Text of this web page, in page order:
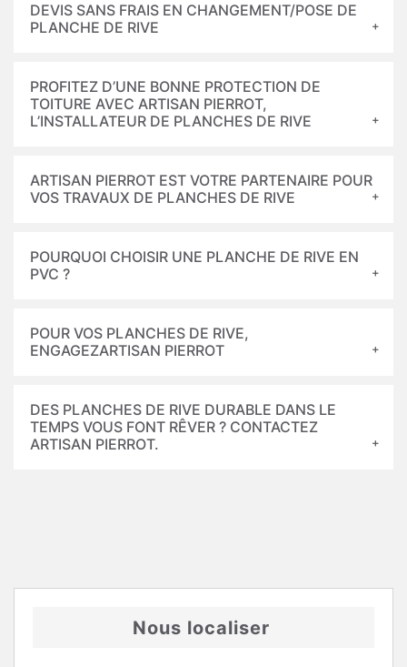
DEVIS SANS FRAIS EN CHANGEMENT/POSE DE
PLANCHE DE RIVE
PROFITEZ D’UNE BONNE PROTECTION DE
TOITURE AVEC ARTISAN PIERROT,
L’INSTALLATEUR DE PLANCHES DE RIVE
ARTISAN PIERROT EST VOTRE PARTENAIRE POUR
VOS TRAVAUX DE PLANCHES DE RIVE
POURQUOI CHOISIR UNE PLANCHE DE RIVE EN
PVC ?
POUR VOS PLANCHES DE RIVE,
ENGAGEZARTISAN PIERROT
DES PLANCHES DE RIVE DURABLE DANS LE
TEMPS VOUS FONT RÊVER ? CONTACTEZ
ARTISAN PIERROT.
Nous localiser